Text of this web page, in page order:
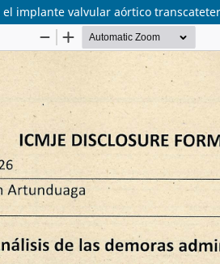
implante valvular aórtico